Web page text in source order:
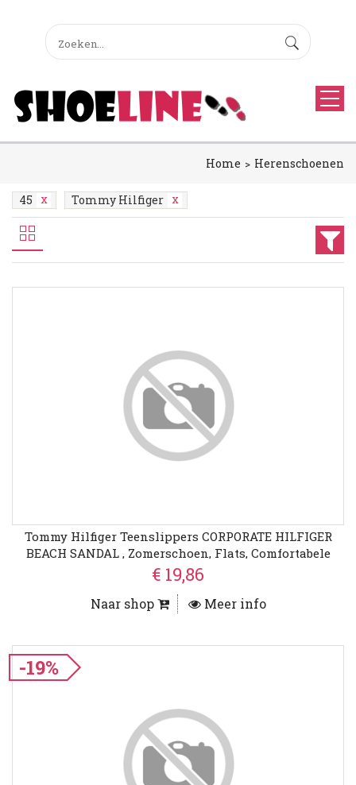
Home Herenschoenen
45 Tommy Hilfiger
Tommy Hilfiger Teenslippers CORPORATE HILFIGER
BEACH SANDAL , Zomerschoen, Flats, Comfortabele
Schoen Met Strepen
€ 19,86
Naar shop Meer info
-19%